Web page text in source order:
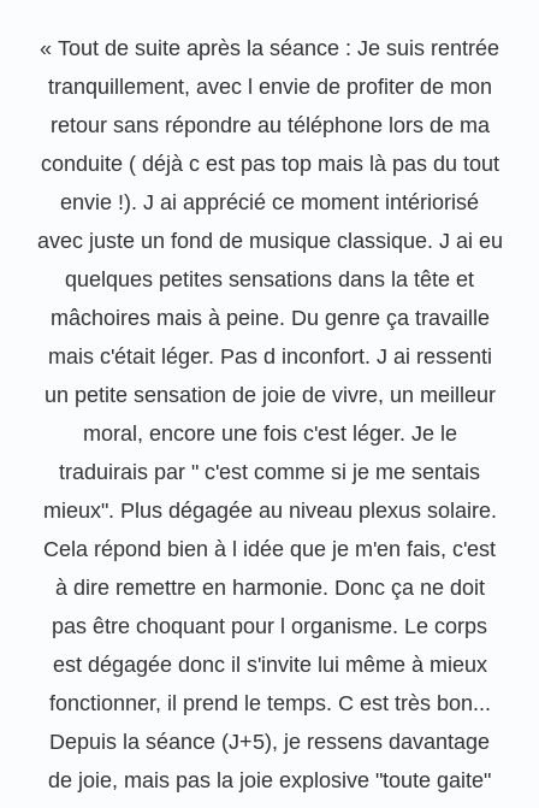
« Tout de suite après la séance : Je suis rentrée
tranquillement, avec l envie de profiter de mon
retour sans répondre au téléphone lors de ma
conduite ( déjà c est pas top mais là pas du tout
envie !). J ai apprécié ce moment intériorisé
avec juste un fond de musique classique. J ai eu
quelques petites sensations dans la tête et
mâchoires mais à peine. Du genre ça travaille
mais c'était léger. Pas d inconfort. J ai ressenti
un petite sensation de joie de vivre, un meilleur
moral, encore une fois c'est léger. Je le
traduirais par " c'est comme si je me sentais
mieux". Plus dégagée au niveau plexus solaire.
Cela répond bien à l idée que je m'en fais, c'est
à dire remettre en harmonie. Donc ça ne doit
pas être choquant pour l organisme. Le corps
est dégagée donc il s'invite lui même à mieux
fonctionner, il prend le temps. C est très bon...
Depuis la séance (J+5), je ressens davantage
de joie, mais pas la joie explosive "toute gaite"